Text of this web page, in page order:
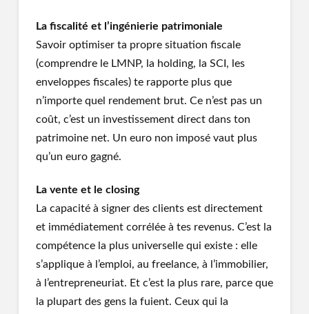
La fiscalité et l’ingénierie patrimoniale
Savoir optimiser ta propre situation fiscale
(comprendre le LMNP, la holding, la SCI, les
enveloppes fiscales) te rapporte plus que
n’importe quel rendement brut. Ce n’est pas un
coût, c’est un investissement direct dans ton
patrimoine net. Un euro non imposé vaut plus
qu’un euro gagné.
La vente et le closing
La capacité à signer des clients est directement
et immédiatement corrélée à tes revenus. C’est la
compétence la plus universelle qui existe : elle
s’applique à l’emploi, au freelance, à l’immobilier,
à l’entrepreneuriat. Et c’est la plus rare, parce que
la plupart des gens la fuient. Ceux qui la